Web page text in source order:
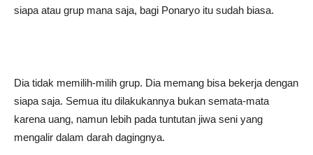
siapa atau grup mana saja, bagi Ponaryo itu sudah biasa.
Dia tidak memilih-milih grup. Dia memang bisa bekerja dengan
siapa saja. Semua itu dilakukannya bukan semata-mata
karena uang, namun lebih pada tuntutan jiwa seni yang
mengalir dalam darah dagingnya.